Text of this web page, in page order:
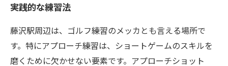
実践的な練習法
藤沢駅周辺は、ゴルフ練習のメッカとも言える場所で
す。特にアプローチ練習は、ショートゲームのスキルを
磨くために欠かせない要素です。アプローチショット